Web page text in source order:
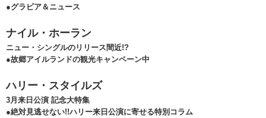
●グラビア＆ニュース
ナイル・ホーラン
ニュー・シングルのリリース間近!?
●故郷アイルランドの観光キャンペーン中
ハリー・スタイルズ
3月来日公演 記念大特集
●絶対見逃せない!!ハリー来日公演に寄せる特別コラム